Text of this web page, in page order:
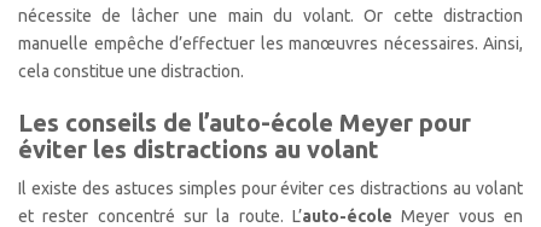
nécessite de lâcher une main du volant. Or cette distraction
manuelle empêche d’effectuer les manœuvres nécessaires. Ainsi,
cela constitue une distraction.
Les conseils de l’auto-école Meyer pour
éviter les distractions au volant
Il existe des astuces simples pour éviter ces distractions au volant
et rester concentré sur la route. L’auto-école Meyer vous en